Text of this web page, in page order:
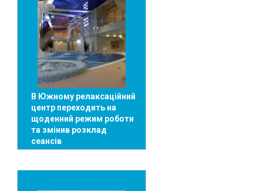
В Южному релаксаційний
центр переходить на
щоденний режим роботи
та змінив розклад
сеансів